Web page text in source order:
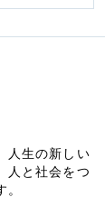
人生の新しい
人と社会をつ